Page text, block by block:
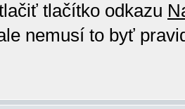
tlačítko odkazu
nemusí to byť